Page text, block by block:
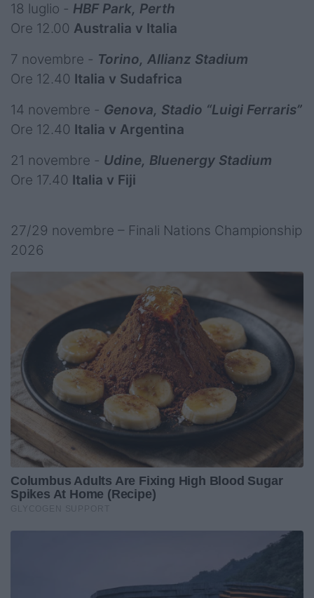
18 luglio - HBF Park, Perth
Ore 12.00 Australia v Italia
7 novembre - Torino, Allianz Stadium
Ore 12.40 Italia v Sudafrica
14 novembre - Genova, Stadio “Luigi Ferraris”
Ore 12.40 Italia v Argentina
21 novembre - Udine, Bluenergy Stadium
Ore 17.40 Italia v Fiji
27/29 novembre – Finali Nations Championship
2026